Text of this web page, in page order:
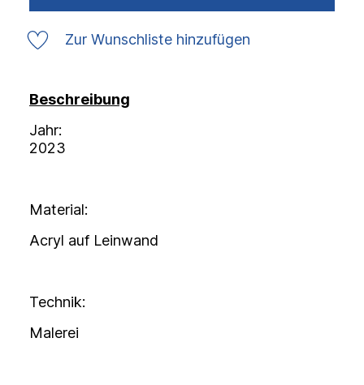
Zur Wunschliste hinzufügen
Beschreibung
Jahr:
2023
Material:
Acryl auf Leinwand
Technik:
Malerei